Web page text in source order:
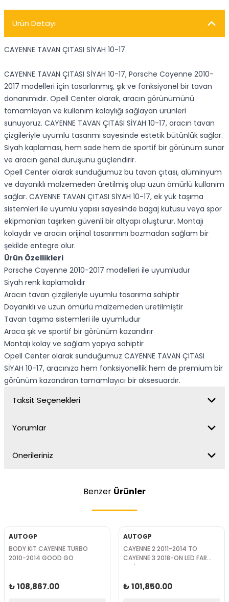
Ürün Detayı
CAYENNE TAVAN ÇITASI SİYAH 10-17
CAYENNE TAVAN ÇITASI SİYAH 10-17, Porsche Cayenne 2010-
2017 modelleri için tasarlanmış, şık ve fonksiyonel bir tavan
donanımıdır. Opell Center olarak, aracın görünümünü
tamamlayan ve kullanım kolaylığı sağlayan ürünleri
sunuyoruz. CAYENNE TAVAN ÇITASI SİYAH 10-17, aracın tavan
çizgileriyle uyumlu tasarımı sayesinde estetik bütünlük sağlar.
Siyah kaplaması, hem sade hem de sportif bir görünüm sunar
ve aracın genel duruşunu güçlendirir.
Opell Center olarak sunduğumuz bu tavan çıtası, alüminyum
ve dayanıklı malzemeden üretilmiş olup uzun ömürlü kullanım
sağlar. CAYENNE TAVAN ÇITASI SİYAH 10-17, ek yük taşıma
sistemleri ile uyumlu yapısı sayesinde bagaj kutusu veya spor
ekipmanları taşırken güvenli bir altyapı oluşturur. Montajı
kolaydır ve aracın orijinal tasarımını bozmadan sağlam bir
şekilde entegre olur.
Ürün Özellikleri
Porsche Cayenne 2010-2017 modelleri ile uyumludur
Siyah renk kaplamalıdır
Aracın tavan çizgileriyle uyumlu tasarıma sahiptir
Dayanıklı ve uzun ömürlü malzemeden üretilmiştir
Tavan taşıma sistemleri ile uyumludur
Araca şık ve sportif bir görünüm kazandırır
Montajı kolay ve sağlam yapıya sahiptir
Opell Center olarak sunduğumuz CAYENNE TAVAN ÇITASI
SİYAH 10-17, aracınıza hem fonksiyonellik hem de premium bir
görünüm kazandıran tamamlayıcı bir aksesuardır.
Taksit Seçenekleri
Yorumlar
Önerileriniz
Benzer Ürünler
AUTOGP
BODY KiT CAYENNE TURBO
2010-2014 GOOD GO
₺ 108,867.00
AUTOGP
CAYENNE 2 2011-2014 TO
CAYENNE 3 2018-ON LED FAR
SETİ
₺ 101,850.00